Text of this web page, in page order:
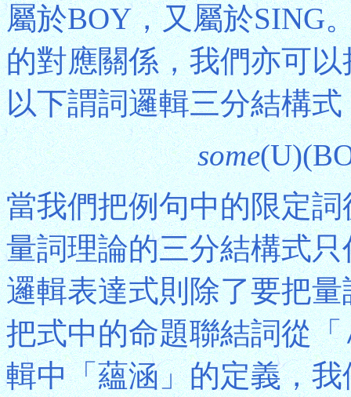
屬於BOY，又屬於SING
的對應關係，我們亦可
以下謂詞邏輯三分結構式
some
當我們把例句中的限定
量詞理論的三分結構式
邏輯表達式則除了要把
把式中的命題聯結詞從
輯中「蘊涵」的定義，